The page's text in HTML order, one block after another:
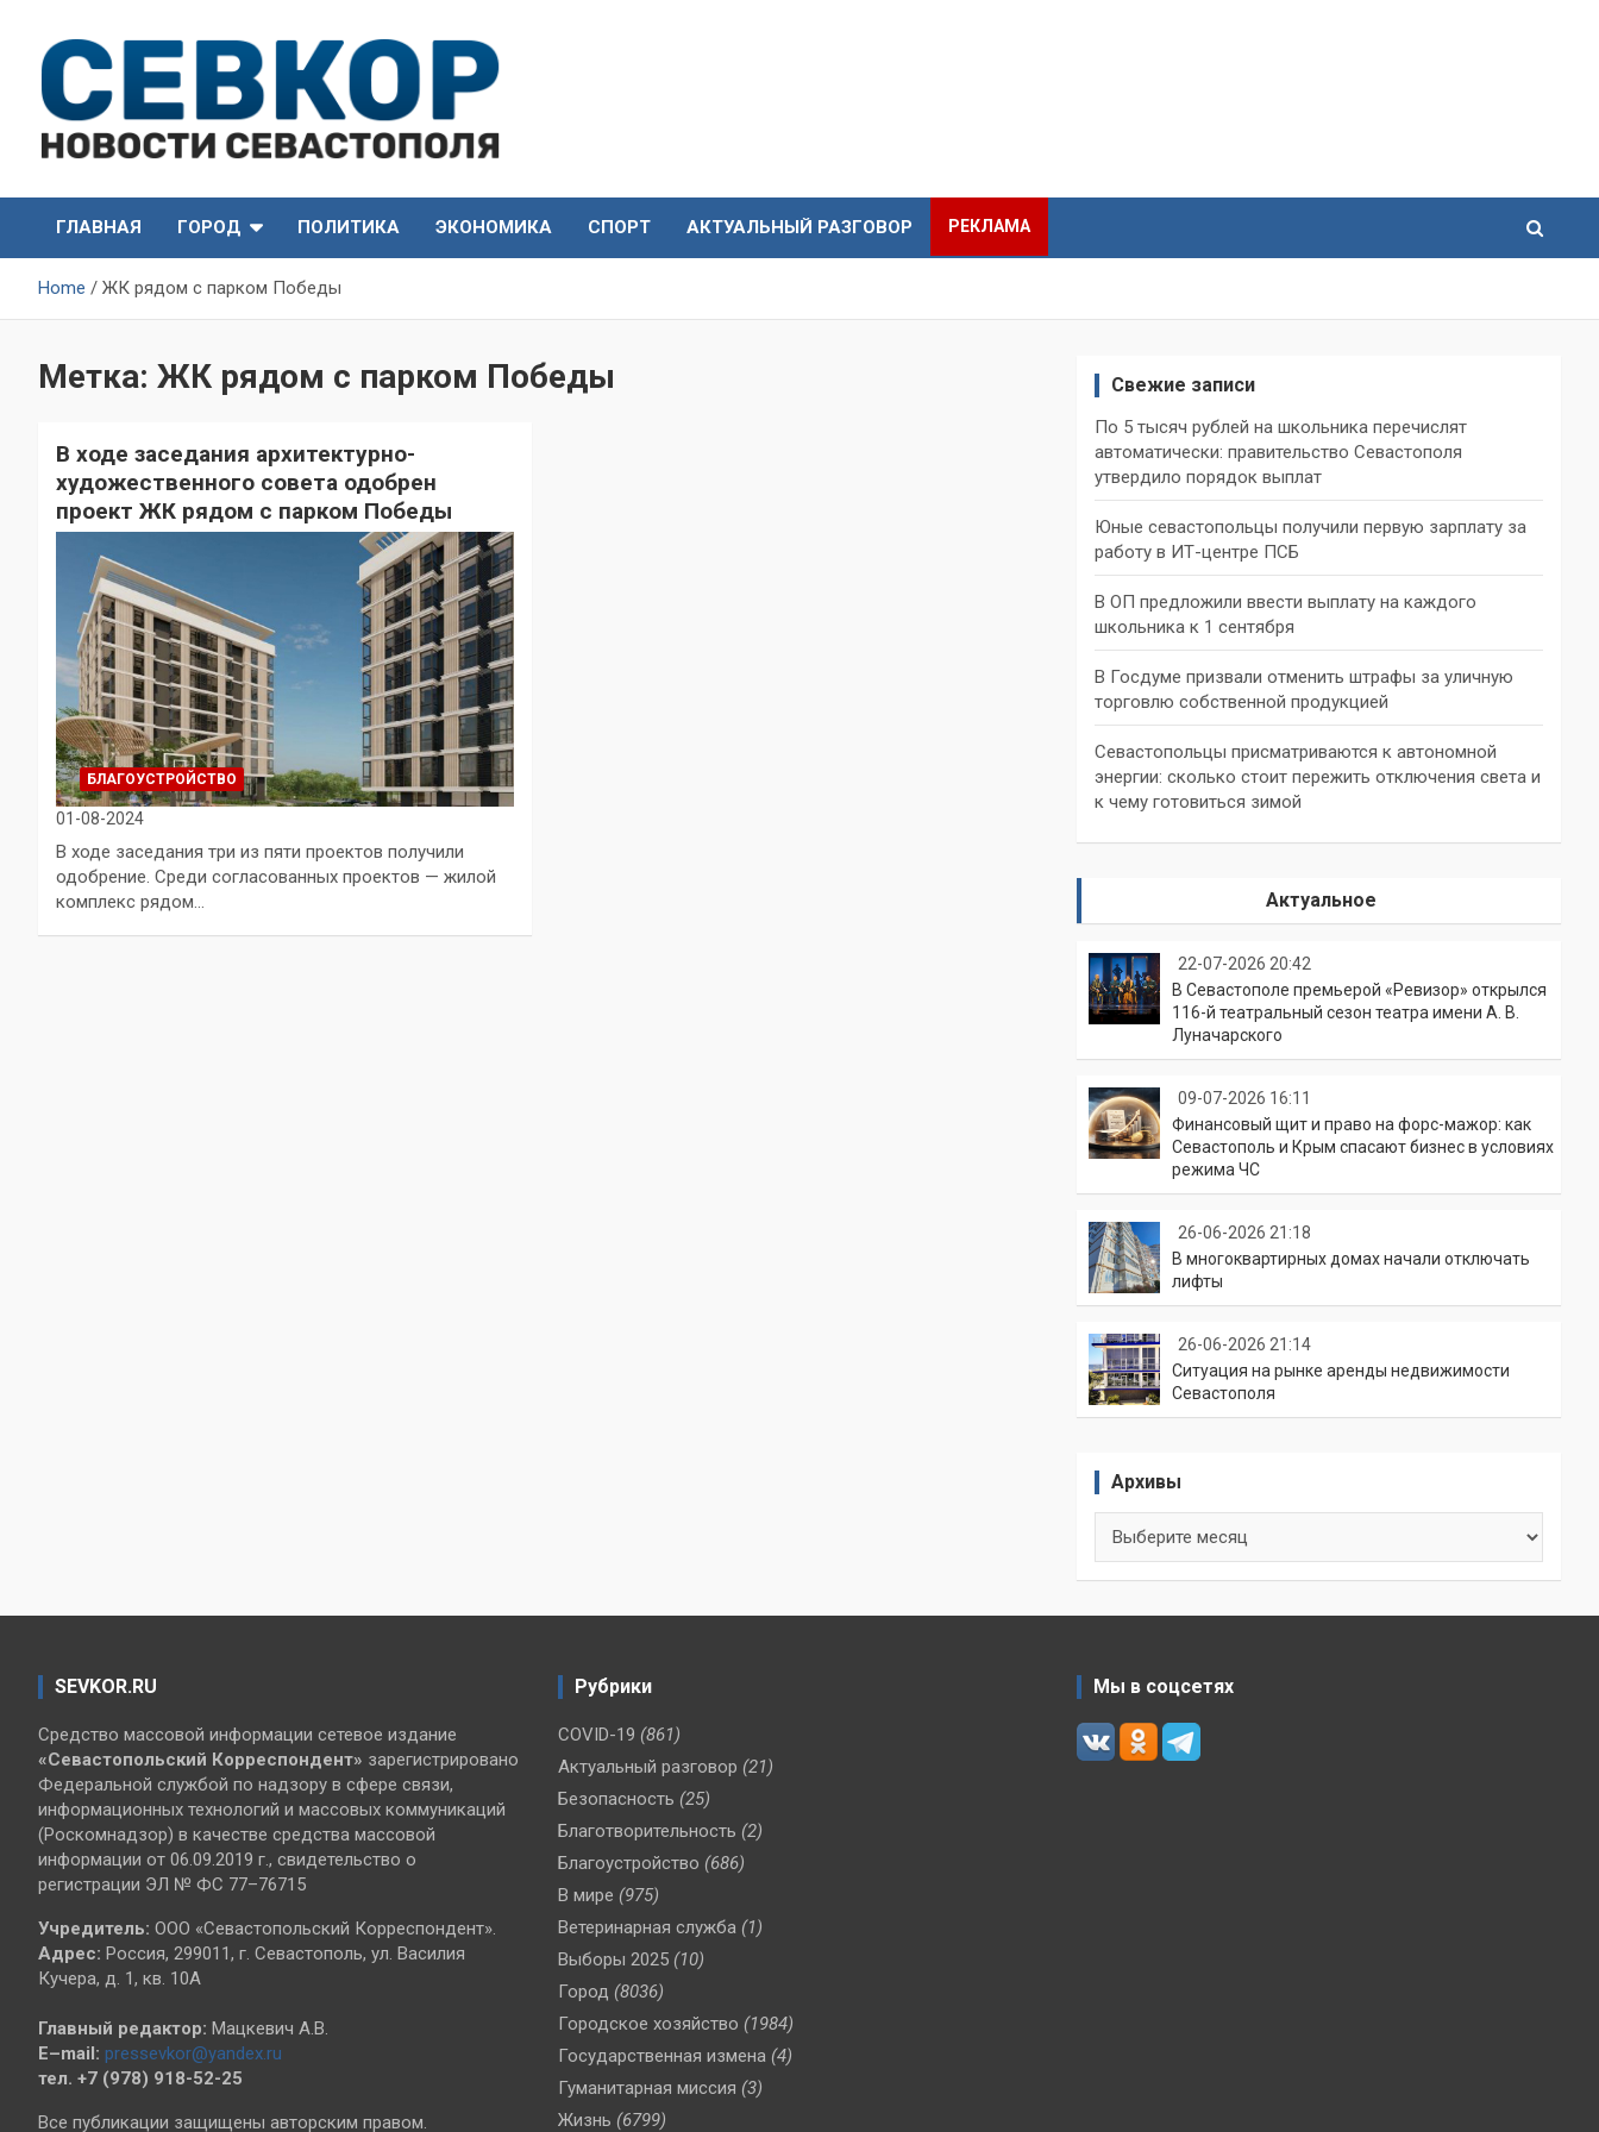
content
СевКор — Новости
Севастополя
Севастополя
ГЛАВНАЯ
ГОРОД ПОЛИТИКА ЭКОНОМИКА СПОРТ АКТУАЛЬНЫЙ РАЗГОВОР РЕКЛАМА
Home ЖК рядом с парком Победы
Метка: ЖК рядом с парком Победы
В ходе заседания архитектурно-
художественного совета одобрен
проект ЖК рядом с парком Победы
БЛАГОУСТРОЙСТВО
01-08-2024
В ходе заседания три из пяти проектов получили
одобрение. Среди согласованных проектов — жилой
комплекс рядом…
Свежие записи
По 5 тысяч рублей на школьника перечислят
автоматически: правительство Севастополя
утвердило порядок выплат
Юные севастопольцы получили первую зарплату за
работу в ИТ-центре ПСБ
В ОП предложили ввести выплату на каждого
школьника к 1 сентября
В Госдуме призвали отменить штрафы за уличную
торговлю собственной продукцией
Севастопольцы присматриваются к автономной
энергии: сколько стоит пережить отключения света и
к чему готовиться зимой
Актуальное
22-07-2026 20:42
В Севастополе премьерой «Ревизор» открылся
116-й театральный сезон театра имени А. В.
Луначарского
09-07-2026 16:11
Финансовый щит и право на форс-мажор: как
Севастополь и Крым спасают бизнес в условиях
режима ЧС
26-06-2026 21:18
В многоквартирных домах начали отключать
лифты
26-06-2026 21:14
Ситуация на рынке аренды недвижимости
Севастополя
Архивы
SEVKOR.RU
Средство массовой информации сетевое издание
«Севастопольский Корреспондент» зарегистрировано
Федеральной службой по надзору в сфере связи,
информационных технологий и массовых коммуникаций
(Роскомнадзор) в качестве средства массовой
информации от 06.09.2019 г., свидетельство о
регистрации ЭЛ № ФС 77–76715
Учредитель: ООО «Севастопольский Корреспондент».
Адрес: Россия, 299011, г. Севастополь, ул. Василия
Кучера, д. 1, кв. 10А
Главный редактор: Мацкевич А.В.
E–mail: pressevkor@yandex.ru
тел. +7 (978) 918-52-25
Все публикации защищены авторским правом.
Рубрики
COVID-19 (861)
Актуальный разговор (21)
Безопасность (25)
Благотворительность (2)
Благоустройство (686)
В мире (975)
Ветеринарная служба (1)
Выборы 2025 (10)
Город (8036)
Городское хозяйство (1984)
Государственная измена (4)
Гуманитарная миссия (3)
Жизнь (6799)
Мы в соцсетях